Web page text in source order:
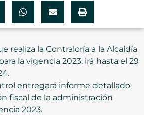
realiza la Contraloría a la Alcaldía
la vigencia 2023, irá hasta el 29
entregará informe detallado
fiscal de la administración
2023.